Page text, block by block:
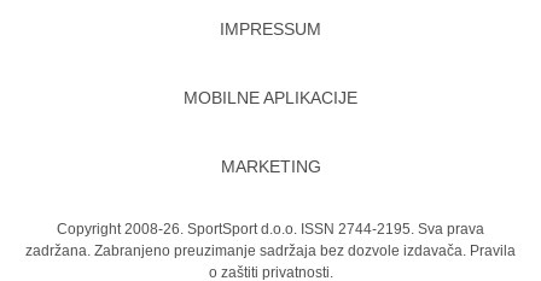
IMPRESSUM
MOBILNE APLIKACIJE
MARKETING
Copyright 2008-26. SportSport d.o.o. ISSN 2744-2195. Sva prava
zadržana. Zabranjeno preuzimanje sadržaja bez dozvole izdavača. Pravila
o zaštiti privatnosti.